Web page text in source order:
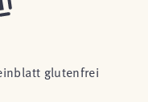
glutenfrei